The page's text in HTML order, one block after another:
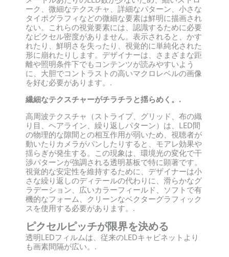
ーク、微細なテクスチャ、詳細なパターン、小さな
タイポグラフィなどの微細な要素は鮮明に描画され
ない。これらの視覚要素には、認識するために必要
なピクセル密度がありません。表示されると、かす
れたり、鮮明さを失ったり、視覚的に単純化された
形に崩れたりします。デザイナーは、さまざまな距
離や照明条件下でもコンテンツが読みやすいよう
に、大胆でコントラストの高いマクロレベルの画像
を好む必要があります。.
繊細なテクスチャーがチラチラと揺らめく。.
高周波テクスチャ（ストライプ、グリッド、布の織
り目、ヘアライン、繰り返しパターン）は、LED間
の物理的な隙間との相互作用が弱いため、視聴者が
動いたりカメラがパンしたりすると、モアレ効果や
揺らぎが発生する。この現象は、環境光の変化で干
渉パターンが強調される透明基板で特に顕著です。
視覚的な安定性を維持するために、デザイナーは小
さな繰り返しのディテールの代わりに、滑らかなグ
ラデーション、広いカラーフィールド、ソフトで有
機的なフォーム、クリーンなベクターグラフィック
スを使用する必要があります。.
ピクセルピッチが限界を決める
透明LEDフィルムは、従来のLEDキャビネットより
も画素間隔が広い。.